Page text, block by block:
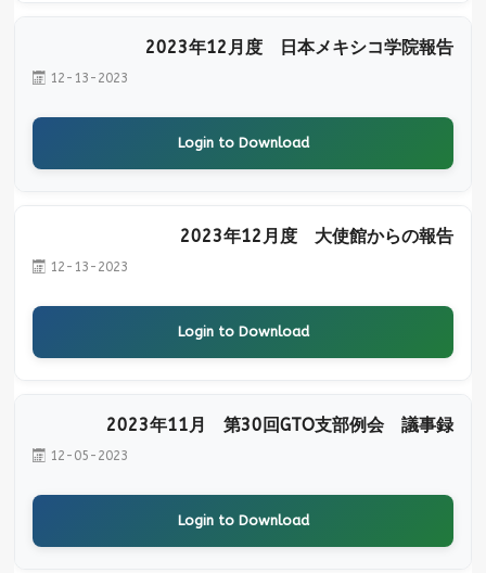
2023年12月度 日本メキシコ学院報告
12-13-2023
Login to Download
2023年12月度 大使館からの報告
12-13-2023
Login to Download
2023年11月 第30回GTO支部例会 議事録
12-05-2023
Login to Download